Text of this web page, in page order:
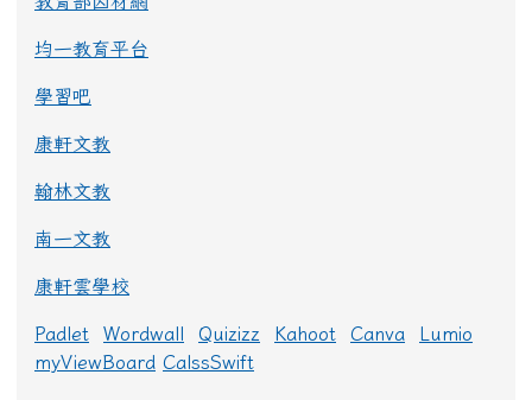
均一教育平台
學習吧
康軒文教
翰林文教
南一文教
康軒雲學校
Padlet Wordwall Quizizz Kahoot Canva
Lumio
myViewBoard CalssSwift